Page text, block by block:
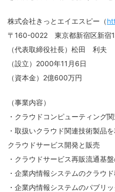
経営革新支援事業、セキュリティサービ
ビス、ＩＴアウトソーシング事業におけ
株式会社きっとエイエスピー （
〒160-0022 東京都新宿区新宿
（代表取締役社長）松田 利夫
（設立）2000年11月6日
（資本金）2億600万円
（事業内容）
・クラウドコンピューティング
・取扱いクラウド関連技術製品
クラウドサービス開発と販売
・クラウドサービス再販流通基
・企業内情報システムのクラウ
・企業内情報システムのパブリ